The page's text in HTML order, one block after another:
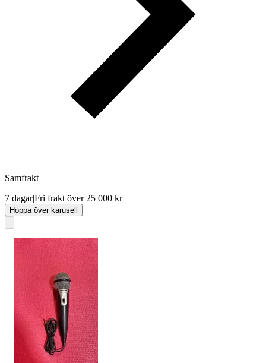
Samfrakt
7 dagar|Fri frakt över 25 000 kr
Hoppa över karusell